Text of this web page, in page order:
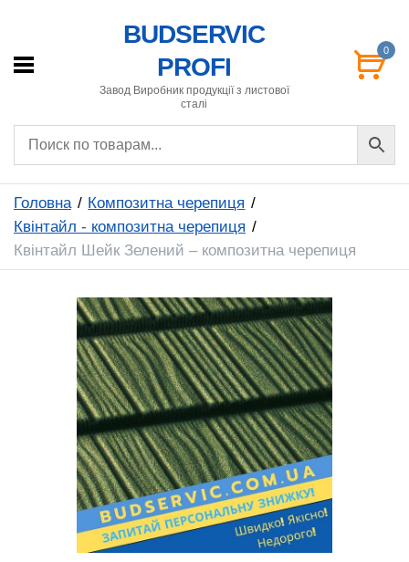
BUDSERVIC
PROFI
Завод Виробник продукції з листової
сталі
0
Головна
Композитна черепиця
Квінтайл - композитна черепиця
Квінтайл Шейк Зелений – композитна черепиця